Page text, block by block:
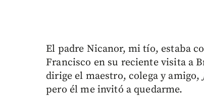
El padre Nicanor, mi tío, estaba
Francisco en su reciente visita a
dirige el maestro, colega y amigo,
pero él me invitó a quedarme.